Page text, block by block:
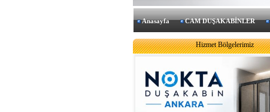
Anasayfa CAM DUŞAKABİNLER
Hizmet Bölgelerimiz